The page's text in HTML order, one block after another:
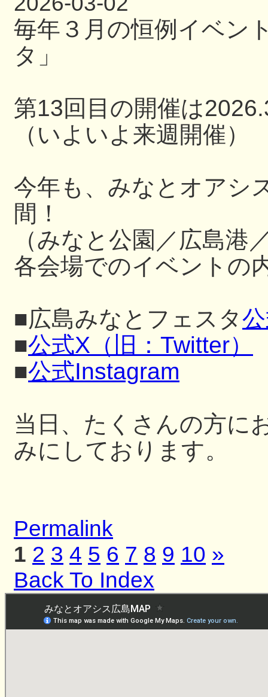
毎年３月の恒例イベン
タ」
第13回目の開催は
（いよいよ来週開催）
今年も、みなとオアシ
間！
（みなと公園／広島港
各会場でのイベントの
■広島みなとフェスタ
■公式X（旧：Twitter）
■公式Instagram
当日、たくさんの方に
みにしております。
Permalink
1 2 3 4 5 6 7 8 9 10 »
Back To Index